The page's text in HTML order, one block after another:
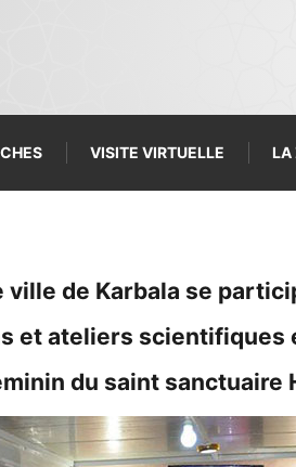
VISITE VIRTUELLE LA
ville de Karbala se
et ateliers scientifiques
du saint sanctuaire